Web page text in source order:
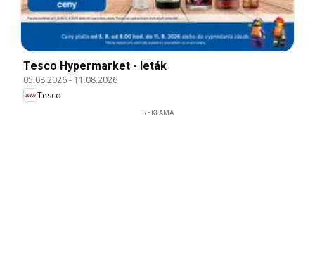
Tesco Hypermarket - leták
05.08.2026- 11.08.2026
Tesco
REKLAMA